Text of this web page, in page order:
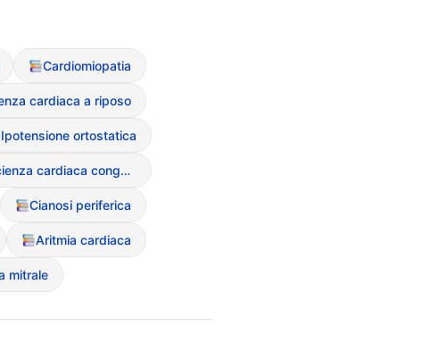
Cardiomiopatia
cardiaca a riposo
Ipotensione ortostatica
Insufficienza cardiaca congestizia
Cianosi periferica
Aritmia cardiaca
mitrale